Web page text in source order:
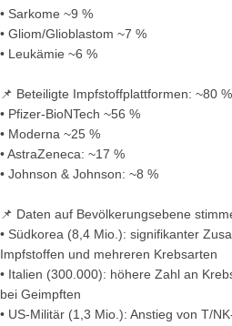
• Sarkome ~9 %
• Gliom/Glioblastom ~7 %
• Leukämie ~6 %
📌 Beteiligte Impfstoffplattformen: ~80
• Pfizer-BioNTech ~56 %
• Moderna ~25 %
• AstraZeneca: ~17 %
• Johnson & Johnson: ~8 %
📌 Daten auf Bevölkerungsebene
• Südkorea (8,4 Mio.): signifikanter
Impfstoffen und mehreren Krebsarten
• Italien (300.000): höhere Zahl an
bei Geimpften
• US-Militär (1,3 Mio.): Anstieg von T/